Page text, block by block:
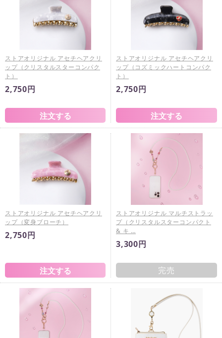
ストアオリジナル アセチヘアクリ
ップ（クリスタルスターコンパク
ト）
2,750円
ストアオリジナル アセチヘアクリ
ップ（コズミックハートコンパク
ト）
2,750円
ストアオリジナル アセチヘアクリ
ップ（変身ブローチ）
2,750円
ストアオリジナル マルチストラッ
プ（クリスタルスターコンパクト
& キ …
3,300円
完売